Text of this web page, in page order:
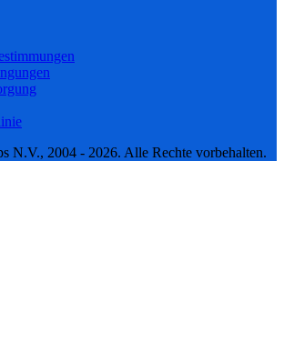
N.V., 2004 - 2026. Alle Rechte vorbehalten.